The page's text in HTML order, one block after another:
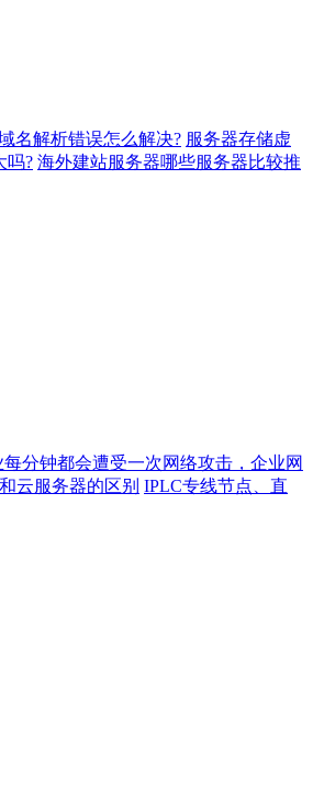
名解析错误怎么解决? 服务器存储虚
吗? 海外建站服务器哪些服务器比较推
每分钟都会遭受一次网络攻击，企业网
云服务器的区别 IPLC专线节点、直